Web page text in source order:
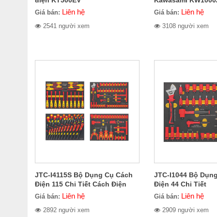
Giá bán: Liên hệ
2541 người xem
Giá bán: Liên hệ
3108 người xem
JTC-I4115S Bộ Dụng Cụ Cách
Điện 115 Chi Tiết Cách Điện
Giá bán: Liên hệ
2892 người xem
JTC-I1044 Bộ
Điện 44 Chi Tiết
Giá bán: Liên hệ
2909 người xem